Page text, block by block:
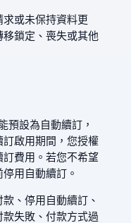
或未保持資料更
鎖定、喪失或其他
預設為自動續訂，
啟用期間，您授權
費用。若您不希望
用自動續訂。
、停用自動續訂、
失敗、付款方式過